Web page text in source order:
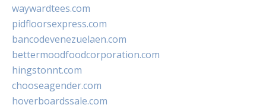
waywardtees.com
pidfloorsexpress.com
bancodevenezuelaen.com
bettermoodfoodcorporation.com
hingstonnt.com
chooseagender.com
hoverboardssale.com